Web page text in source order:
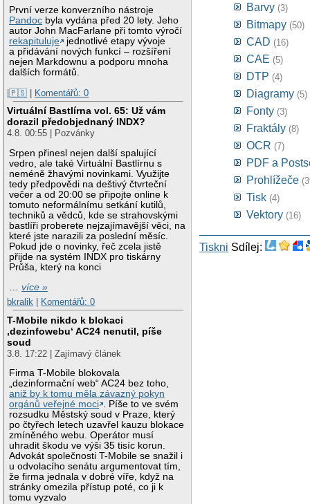
První verze konverzního nástroje
Pandoc byla vydána před 20 lety. Jeho
autor John MacFarlane při tomto výročí
rekapituluje
jednotlivé etapy vývoje
a přidávání nových funkcí – rozšíření
nejen Markdownu a podporu mnoha
dalších formátů.
|🇵🇸 | Komentářů: 0
Virtuální Bastlírna vol. 65: Už vám
dorazil předobjednaný INDX?
4.8. 00:55 | Pozvánky
Srpen přinesl nejen další spalující
vedro, ale také Virtuální Bastlírnu s
neméně žhavými novinkami. Využijte
tedy předpovědi na deštivý čtvrteční
večer a od 20:00 se připojte online k
tomuto neformálnímu setkání kutilů,
techniků a vědců, kde se strahovskými
bastlíři proberete nejzajímavější věci, na
které jste narazili za poslední měsíc.
Pokud jde o novinky, řeč zcela jistě
přijde na systém INDX pro tiskárny
Průša, který na konci
…více »
bkralik
Komentářů: 0
T-Mobile nikdo k blokaci
‚dezinfowebu‘ AC24 nenutil, píše
soud
3.8. 17:22 | Zajímavý článek
Firma T-Mobile blokovala
„dezinformační web“ AC24 bez toho,
aniž by k tomu měla závazný pokyn
orgánů veřejné moci . Píše to ve svém
rozsudku Městský soud v Praze, který
po čtyřech letech uzavřel kauzu blokace
zmíněného webu. Operátor musí
uhradit škodu ve výši 35 tisíc korun.
Advokát společnosti T-Mobile se snažil i
u odvolacího senátu argumentovat tím,
že firma jednala v dobré víře, když na
stránky omezila přístup poté, co ji k
tomu vyzvalo
Barvy (3)
Bitmapy (50)
CAD (16)
CAE (5)
DTP (4)
Diagramy (5)
Fonty (3)
Fraktály (8)
OCR (7)
PDF a
Prohlížeče
Tisk (4)
Vektory (16)
Tiskni Sdílej: